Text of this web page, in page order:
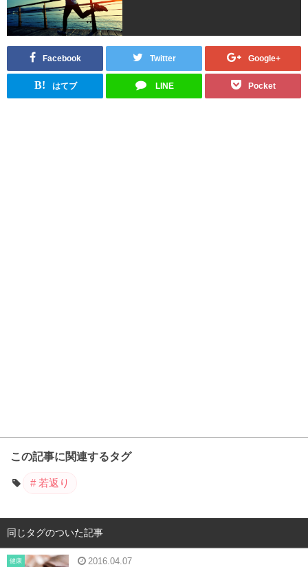
Facebook Twitter Google+
B! はてブ LINE Pocket
この記事に関連するタグ
若返り
同じタグのついた記事
健康 2016.04.07